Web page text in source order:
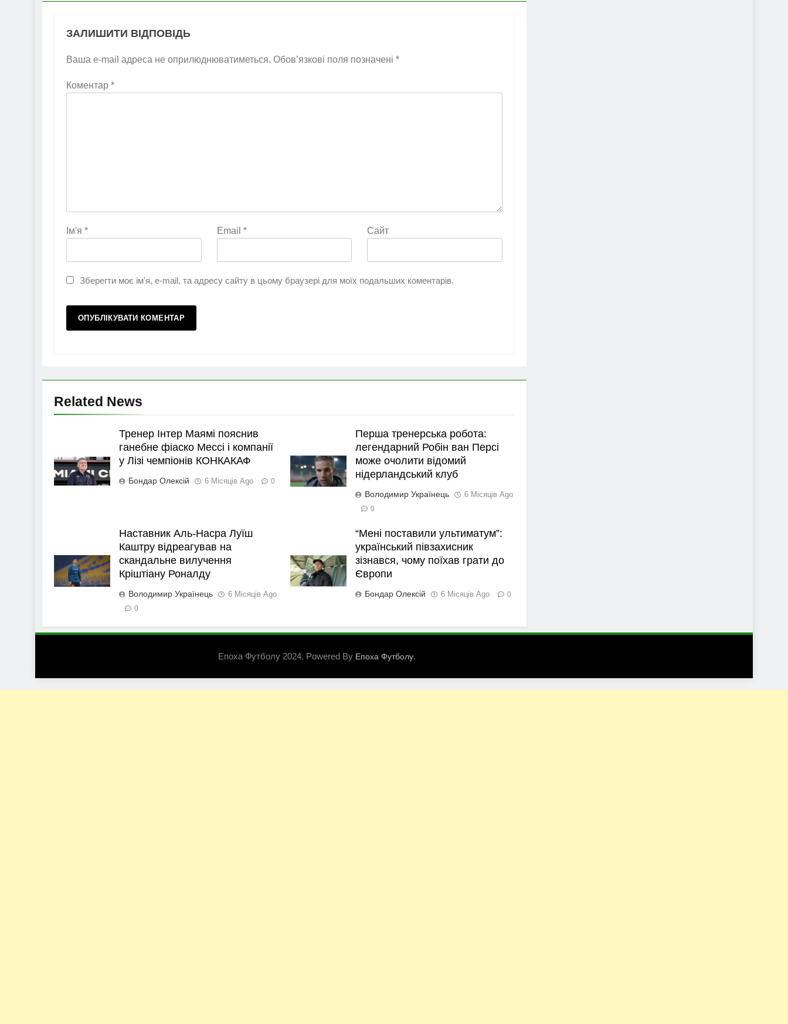
ЗАЛИШИТИ ВІДПОВІДЬ
Ваша e-mail адреса не оприлюднюватиметься. Обов’язкові поля позначені *
Коментар *
Ім'я * Email * Сайт
Зберегти моє ім'я, e-mail, та адресу сайту в цьому браузері для моїх подальших коментарів.
Related News
Тренер Інтер Маямі пояснив
ганебне фіаско Мессі і компанії
у Лізі чемпіонів КОНКАКАФ
Бондар Олексій 6 Місяців Ago 0
Перша тренерська робота:
легендарний Робін ван Персі
може очолити відомий
нідерландський клуб
Володимир Українець 6 Місяців Ago
0
Наставник Аль-Насра Луїш
Каштру відреагував на
скандальне вилучення
Кріштіану Роналду
Володимир Українець 6 Місяців Ago
0
“Мені поставили ультиматум”:
український півзахисник
зізнався, чому поїхав грати до
Європи
Бондар Олексій 6 Місяців Ago 0
Епоха Футболу 2024. Powered By Епоха Футболу.